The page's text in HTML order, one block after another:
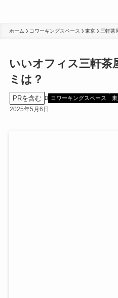
ホーム コワーキングスペース 東京 三軒茶
いいオフィス三軒茶
ミは？
PRを含む コワーキングスペース
2025年5月6日